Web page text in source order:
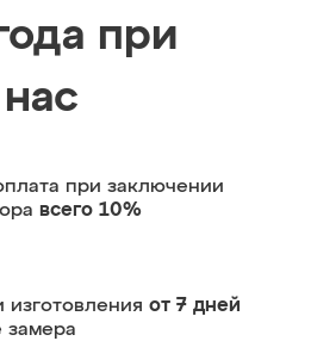
при
при заключении
всего 10%
изготовления от 7 дней
замера